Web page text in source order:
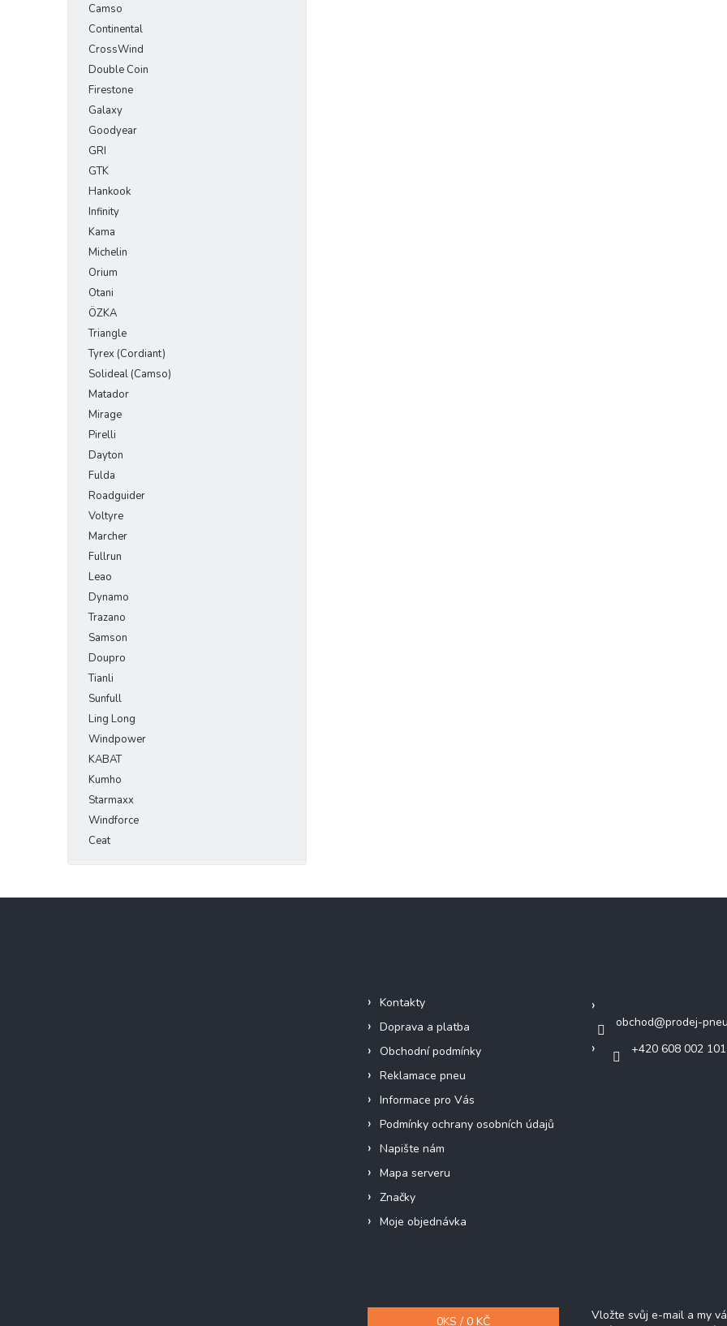
Camso
Continental
CrossWind
Double Coin
Firestone
Galaxy
Goodyear
GRI
GTK
Hankook
Infinity
Kama
Michelin
Orium
Otani
ÖZKA
Triangle
Tyrex (Cordiant)
Solideal (Camso)
Matador
Mirage
Pirelli
Dayton
Fulda
Roadguider
Voltyre
Marcher
Fullrun
Leao
Dynamo
Trazano
Samson
Doupro
Tianli
Sunfull
Ling Long
Windpower
KABAT
Kumho
Starmaxx
Windforce
Ceat
Kontakty
Doprava a platba
Obchodní podmínky
Reklamace pneu
Informace pro Vás
Podmínky ochrany osobních údajů
Napište nám
Mapa serveru
Značky
Moje objednávka
obchod@prodej-
+420 608 002 101
0KS / 0 KČ
Vložte svůj e-mail a my